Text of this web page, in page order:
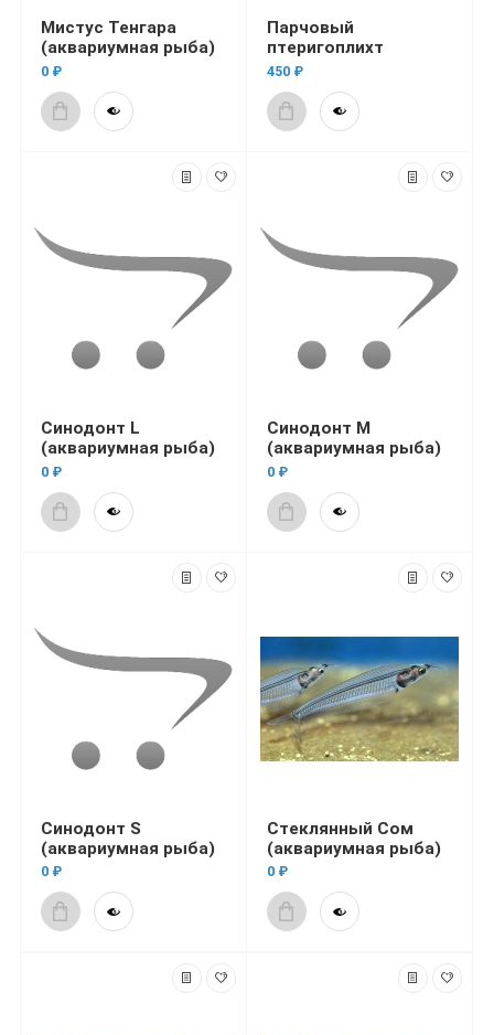
Мистус Тенгара
(аквариумная рыба)
0 ₽
Парчовый
птеригоплихт
450 ₽
Синодонт L
(аквариумная рыба)
0 ₽
Синодонт M
(аквариумная рыба)
0 ₽
Синодонт S
(аквариумная рыба)
0 ₽
Стеклянный Сом
(аквариумная рыба)
0 ₽